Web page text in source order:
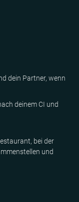
dein Partner, wenn
deinem CI und
bei der
und